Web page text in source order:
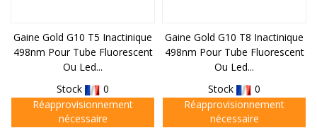
Gaine Gold G10 T5 Inactinique
498nm Pour Tube Fluorescent
Ou Led...
Stock
0
Réapprovisionnement
nécessaire
Gaine Gold G10 T8 Inactinique
498nm Pour Tube Fluorescent
Ou Led...
Stock
0
Réapprovisionnement
nécessaire